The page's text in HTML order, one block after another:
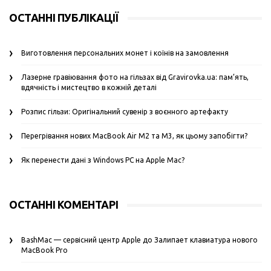
ОСТАННІ ПУБЛІКАЦІЇ
Виготовлення персональних монет і коїнів на замовлення
Лазерне гравіювання фото на гільзах від Gravirovka.ua: пам’ять,
вдячність і мистецтво в кожній деталі
Розпис гільзи: Оригінальний сувенір з воєнного артефакту
Перегрівання нових MacBook Air M2 та M3, як цьому запобігти?
Як перенести дані з Windows PC на Apple Mac?
ОСТАННІ КОМЕНТАРІ
BashMac — сервісний центр Apple до Залипает клавиатура нового
MacBook Pro